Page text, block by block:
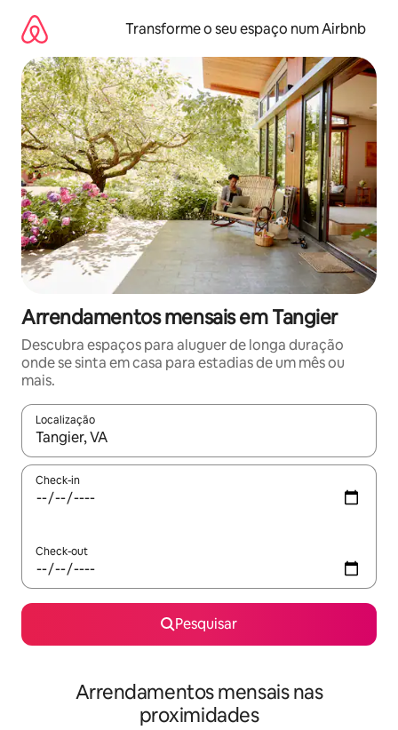
para
conteúdo
Transforme o seu espaço num Airbnb
Arrendamentos mensais em Tangier
Descubra espaços para aluguer de longa duração
onde se sinta em casa para estadias de um mês ou
mais.
Localização
Quando os resultados estiverem disponíveis, navegue com
Check-in
Check-out
Pesquisar
Arrendamentos mensais nas
proximidades